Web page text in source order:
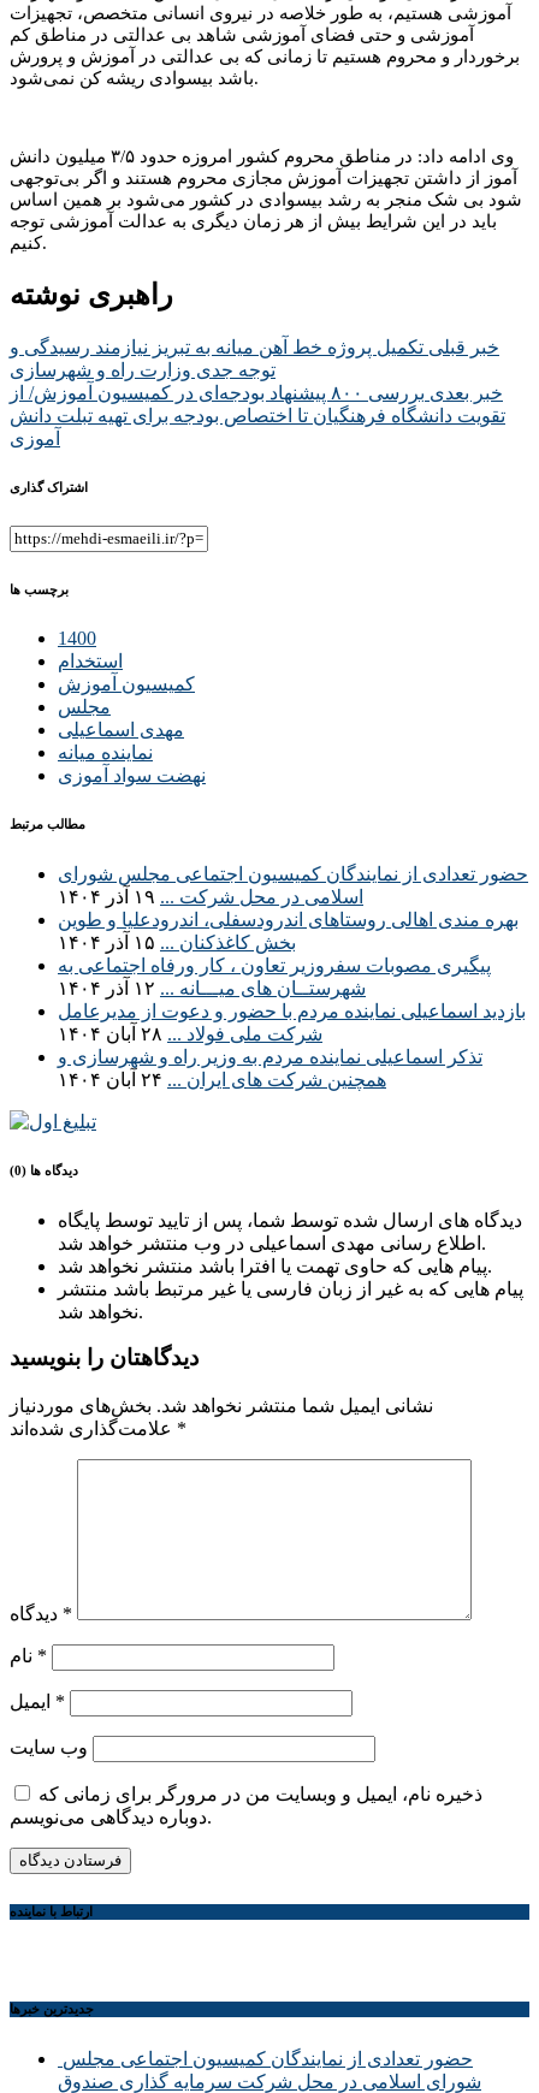
آموزشی هستیم، به طور خلاصه در نیروی انسانی متخصص، تجهیزات
آموزشی و حتی فضای آموزشی شاهد بی عدالتی در مناطق کم
برخوردار و محروم هستیم تا زمانی که بی عدالتی در آموزش و پرورش
باشد بیسوادی ریشه کن نمی‌شود.
وی ادامه داد: در مناطق محروم کشور امروزه حدود ۳/۵ میلیون دانش
آموز از داشتن تجهیزات آموزش مجازی محروم هستند و اگر بی‌توجهی
شود بی شک منجر به رشد بیسوادی در کشور می‌شود بر همین اساس
باید در این شرایط بیش از هر زمان دیگری به عدالت آموزشی توجه
کنیم.
راهبری نوشته
خبر قبلی تکمیل پروژه خط آهن میانه به تبریز نیازمند رسیدگی و
توجه جدی وزارت راه و شهرسازی
خبر بعدی
بررسی ۸۰۰ پیشنهاد بودجه‌ای در کمیسیون آموزش/ از
تقویت دانشگاه فرهنگیان تا اختصاص بودجه برای تهیه تبلت دانش
آموزی
اشتراک گذاری
برچسب ها
1400
استخدام
کمیسیون آموزش
مجلس
مهدی اسماعیلی
نماینده میانه
نهضت سواد آموزی
مطالب مرتبط
حضور تعدادی از نمایندگان کمیسیون اجتماعی مجلس شورای
اسلامی در محل شرکت ... ۱۹ آذر ۱۴۰۴
بهره مندی اهالی روستاهای اندرودسفلی، اندرودعلیا و طوین
بخش کاغذکنان ... ۱۵ آذر ۱۴۰۴
پیگیری مصوبات سفروزیر تعاون ، کار ورفاه اجتماعی به
شهرستــان های میـــانه ... ۱۲ آذر ۱۴۰۴
بازدید اسماعیلی نماینده مردم با حضور و دعوت از مدیرعامل
شرکت ملی فولاد ... ۲۸ آبان ۱۴۰۴
تذکر اسماعیلی نماینده مردم به وزیر راه و شهرسازی و
همچنین شرکت های ایران ... ۲۴ آبان ۱۴۰۴
دیدگاه ها (0)
دیدگاه های ارسال شده توسط شما، پس از تایید توسط پایگاه
اطلاع رسانی مهدی اسماعیلی در وب منتشر خواهد شد.
پیام هایی که حاوی تهمت یا افترا باشد منتشر نخواهد شد.
پیام هایی که به غیر از زبان فارسی یا غیر مرتبط باشد منتشر
نخواهد شد.
دیدگاهتان را بنویسید
نشانی ایمیل شما منتشر نخواهد شد. بخش‌های موردنیاز
*
*
*
*
وب‌ سایت
ذخیره نام، ایمیل و وبسایت من در مرورگر برای زمانی که
دوباره دیدگاهی می‌نویسم.
ارتباط با نماینده
جديدترين خبرها
شورای اسلامی در محل شرکت سرمایه گذاری صندوق